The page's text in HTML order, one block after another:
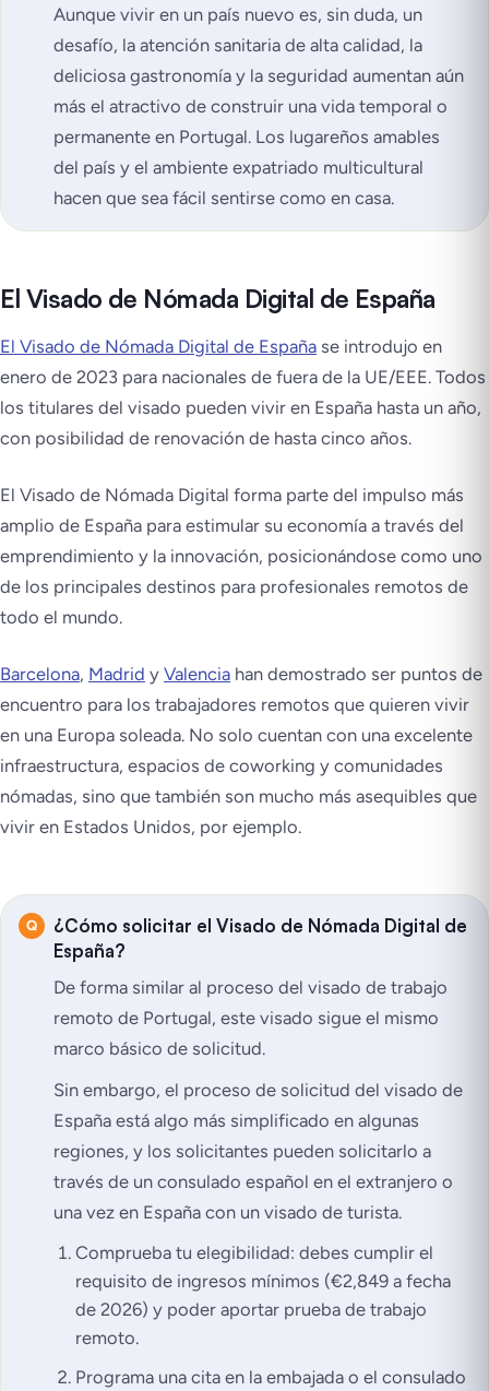
Aunque vivir en un país nuevo es, sin duda, un
desafío, la atención sanitaria de alta calidad, la
deliciosa gastronomía y la seguridad aumentan aún
más el atractivo de construir una vida temporal o
permanente en Portugal. Los lugareños amables
del país y el ambiente expatriado multicultural
hacen que sea fácil sentirse como en casa.
El Visado de Nómada Digital de España
El Visado de Nómada Digital de España se introdujo en
enero de 2023 para nacionales de fuera de la UE/EEE. Todos
los titulares del visado pueden vivir en España hasta un año,
con posibilidad de renovación de hasta cinco años.
El Visado de Nómada Digital forma parte del impulso más
amplio de España para estimular su economía a través del
emprendimiento y la innovación, posicionándose como uno
de los principales destinos para profesionales remotos de
todo el mundo.
Barcelona, Madrid y Valencia han demostrado ser puntos de
encuentro para los trabajadores remotos que quieren vivir
en una Europa soleada. No solo cuentan con una excelente
infraestructura, espacios de coworking y comunidades
nómadas, sino que también son mucho más asequibles que
vivir en Estados Unidos, por ejemplo.
¿Cómo solicitar el Visado de Nómada Digital de
España?
De forma similar al proceso del visado de trabajo
remoto de Portugal, este visado sigue el mismo
marco básico de solicitud.
Sin embargo, el proceso de solicitud del visado de
España está algo más simplificado en algunas
regiones, y los solicitantes pueden solicitarlo a
través de un consulado español en el extranjero o
una vez en España con un visado de turista.
Comprueba tu elegibilidad: debes cumplir el
requisito de ingresos mínimos (€2,849 a fecha
de 2026) y poder aportar prueba de trabajo
remoto.
Programa una cita en la embajada o el consulado